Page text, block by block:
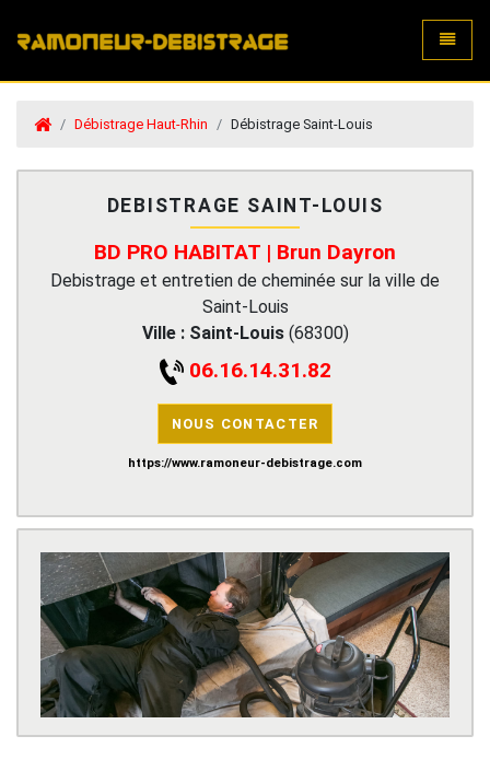
Débistrage Haut-Rhin Débistrage Saint-Louis
DEBISTRAGE SAINT-LOUIS
BD PRO HABITAT | Brun Dayron
Debistrage et entretien de cheminée sur la ville de
Saint-Louis
Ville : Saint-Louis(68300)
06.16.14.31.82
NOUS CONTACTER
https://www.ramoneur-debistrage.com